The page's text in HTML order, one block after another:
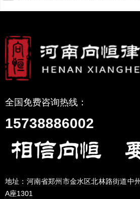
全国免费咨询热线：
15738886002
地址：河南省郑州市金水区北林路街道中
A座1301